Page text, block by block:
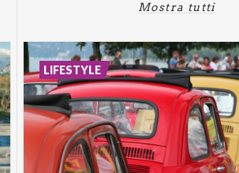
Mostra tutti
LIFESTYLE